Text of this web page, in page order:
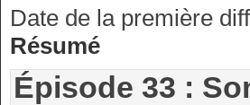
Date de la première
Résumé
Épisode 33 :